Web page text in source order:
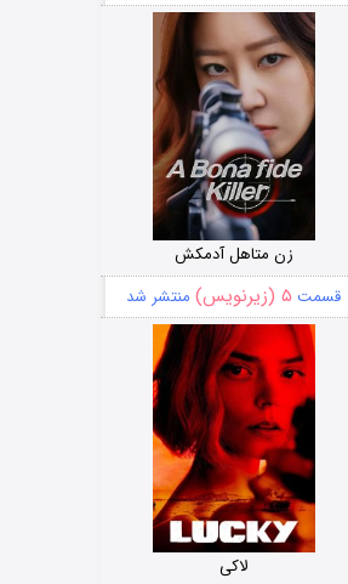
زن متاهل آدمکش
قسمت ۵ (زیرنویس) منتشر شد
لاکی